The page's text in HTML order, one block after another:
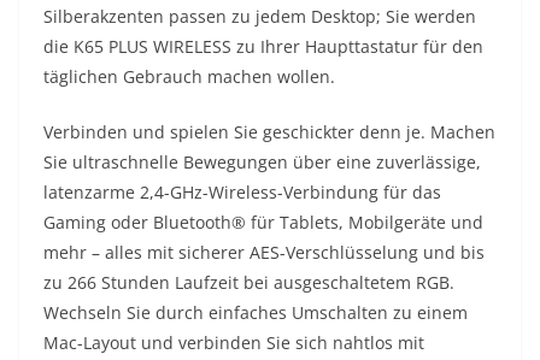
Silberakzenten passen zu jedem Desktop; Sie werden
die K65 PLUS WIRELESS zu Ihrer Haupttastatur für den
täglichen Gebrauch machen wollen.
Verbinden und spielen Sie geschickter denn je. Machen
Sie ultraschnelle Bewegungen über eine zuverlässige,
latenzarme 2,4-GHz-Wireless-Verbindung für das
Gaming oder Bluetooth® für Tablets, Mobilgeräte und
mehr – alles mit sicherer AES-Verschlüsselung und bis
zu 266 Stunden Laufzeit bei ausgeschaltetem RGB.
Wechseln Sie durch einfaches Umschalten zu einem
Mac-Layout und verbinden Sie sich nahtlos mit